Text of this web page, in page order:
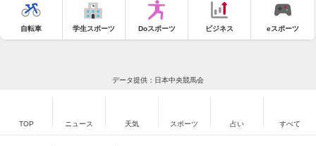
自転車 学生スポーツ Doスポーツ ビジネス eスポーツ
データ提供：日本中央競馬会
TOP ニュース 天気 スポーツ 占い すべて